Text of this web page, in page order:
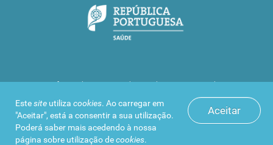
Aceitar
Estesite utiliza cookies. Ao carregar em
"Aceitar", está a consentir a sua utilização.
Poderá saber mais acedendo à nossa
página sobre utilização decookies.
Infarmed © 2016. Todos os direitos reservados